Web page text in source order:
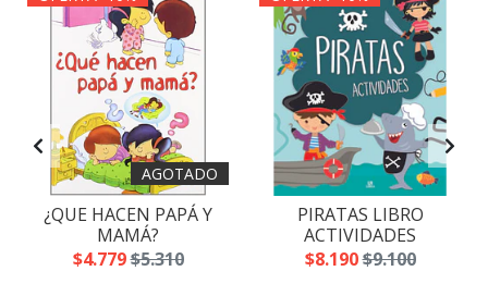
AGOTADO
¿QUE HACEN PAPÁ Y
MAMÁ?
$4.779$5.310
PIRATAS LIBRO
ACTIVIDADES
$8.190$9.100